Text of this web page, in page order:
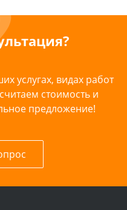
услугах, видах работ
стоимость и
предложение!